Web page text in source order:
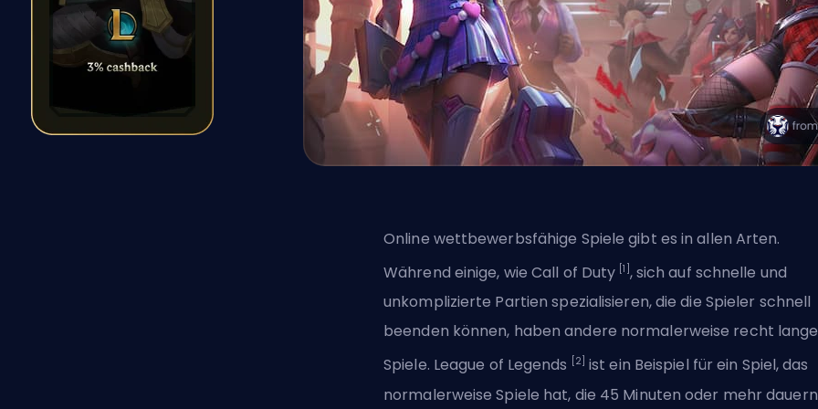
Online wettbewerbsfähige Spiele gibt es in allen Arten.
Während einige, wie Call of Duty [1] , sich auf schnelle und
unkomplizierte Partien spezialisieren, die die Spieler schnell
beenden können, haben andere normalerweise recht lange
Spiele. League of Legends [2] ist ein Beispiel für ein Spiel, das
normalerweise Spiele hat, die 45 Minuten oder mehr dauern